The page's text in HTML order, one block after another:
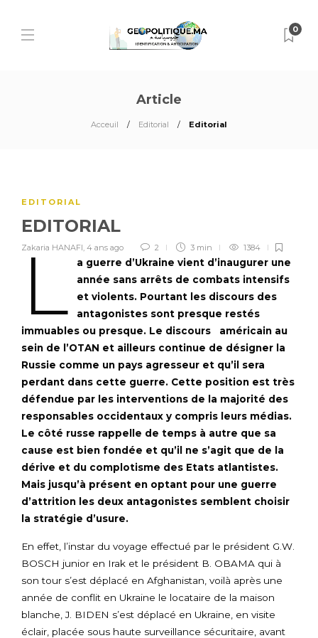
0
Article
Acceuil Editorial Editorial
EDITORIAL
EDITORIAL
Zakaria HANAFI, 4 ans ago 2 3 min 1384
L
a guerre d’Ukraine vient d’inaugurer une
année sans arrêts de combats intensifs
et violents. Pourtant les discours des
antagonistes sont presque restés
immuables ou presque. Le discours américain au
sein de l’OTAN et ailleurs continue de désigner la
Russie comme un pays agresseur et qu’il sera
perdant dans cette guerre. Cette position est très
défendue par les interventions de la majorité des
responsables occidentaux y compris leurs médias.
Le côté russe rappelle de temps à autre que sa
cause est bien fondée et qu’il ne s’agit que de la
dérive et du complotisme des Etats atlantistes.
Mais jusqu’à présent en optant pour une guerre
d’attrition les deux antagonistes semblent choisir
la stratégie d’usure.
En effet, l’instar du voyage effectué par le président G.W.
BOSCH junior en Irak et le président B. OBAMA qui à
son tour s’est déplacé en Afghanistan, voilà après une
année de conflit en Ukraine le locataire de la maison
blanche, J. BIDEN s’est déplacé en Ukraine, en visite
éclair, placée sous haute surveillance sécuritaire, avant